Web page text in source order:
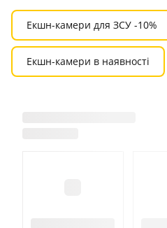
Екшн-камери для ЗСУ -10%
Екшн-камери в наявності